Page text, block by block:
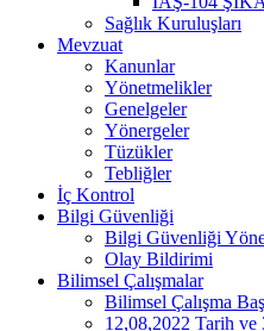
Sağlık Kuruluşları
Mevzuat
Kanunlar
Yönetmelikler
Genelgeler
Yönergeler
Tüzükler
Tebliğler
İç Kontrol
Bilgi Güvenliği
Bilgi Güvenliği
Olay Bildirimi
Bilimsel Çalışmalar
Bilimsel Çalışma
12,08,2022 Tarih ve